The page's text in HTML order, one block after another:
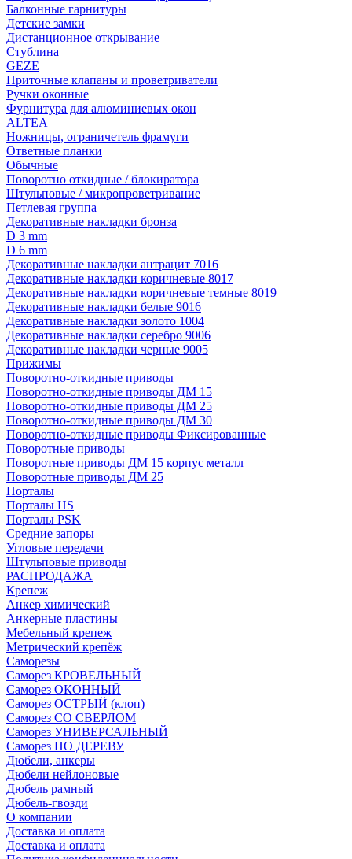
Балконные гарнитуры
Детские замки
Дистанционное открывание
Стублина
GEZE
Приточные клапаны и проветриватели
Ручки оконные
Фурнитура для алюминиевых окон
ALTEA
Ножницы, ограничетель фрамуги
Ответные планки
Обычные
Поворотно откидные / блокиратора
Штульповые / микропроветривание
Петлевая группа
Декоративные накладки бронза
D 3 mm
D 6 mm
Декоративные накладки антрацит 7016
Декоративные накладки коричневые 8017
Декоративные накладки коричневые темные 8019
Декоративные накладки белые 9016
Декоративные накладки золото 1004
Декоративные накладки серебро 9006
Декоративные накладки черные 9005
Прижимы
Поворотно-откидные приводы
Поворотно-откидные приводы ДМ 15
Поворотно-откидные приводы ДМ 25
Поворотно-откидные приводы ДМ 30
Поворотно-откидные приводы Фиксированные
Поворотные приводы
Поворотные приводы ДМ 15 корпус металл
Поворотные приводы ДМ 25
Порталы
Порталы HS
Порталы PSK
Средние запоры
Угловые передачи
Штульповые приводы
РАСПРОДАЖА
Крепеж
Анкер химический
Анкерные пластины
Мебельный крепеж
Метрический крепёж
Саморезы
Саморез КРОВЕЛЬНЫЙ
Саморез ОКОННЫЙ
Саморез ОСТРЫЙ (клоп)
Саморез СО СВЕРЛОМ
Саморез УНИВЕРСАЛЬНЫЙ
Саморез ПО ДЕРЕВУ
Дюбели, анкеры
Дюбели нейлоновые
Дюбель рамный
Дюбель-гвозди
О компании
Доставка и оплата
Доставка и оплата